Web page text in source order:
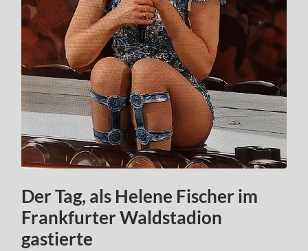
Der Tag, als Helene Fischer im
Frankfurter Waldstadion
gastierte